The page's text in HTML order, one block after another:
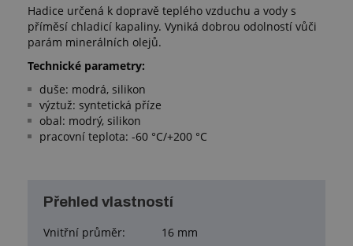
Hadice určená k dopravě teplého vzduchu a vody s
příměsí chladicí kapaliny. Vyniká dobrou odolností vůči
parám minerálních olejů.
Technické parametry:
duše: modrá, silikon
výztuž: syntetická příze
obal: modrý, silikon
pracovní teplota: -60 °C/+200 °C
Přehled vlastností
Vnitřní průměr:
16 mm